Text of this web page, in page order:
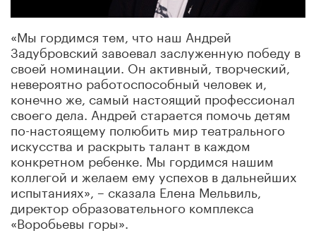
«Мы гордимся тем, что наш Андрей
Задубровский завоевал заслуженную победу в
своей номинации. Он активный, творческий,
невероятно работоспособный человек и,
конечно же, самый настоящий профессионал
своего дела. Андрей старается помочь детям
по-настоящему полюбить мир театрального
искусства и раскрыть талант в каждом
конкретном ребенке. Мы гордимся нашим
коллегой и желаем ему успехов в дальнейших
испытаниях», – сказала Елена Мельвиль,
директор образовательного комплекса
«Воробьевы горы».